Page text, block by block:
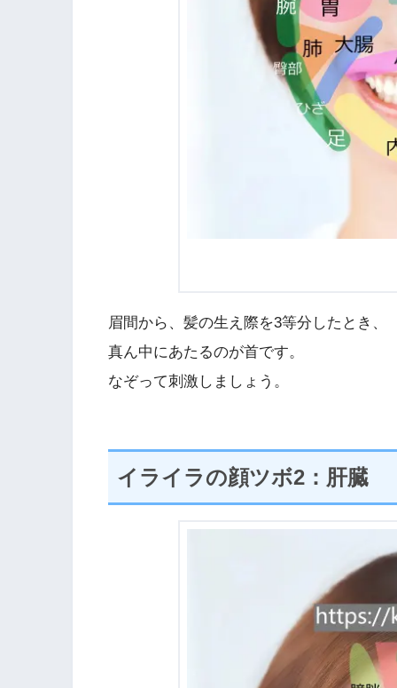
眉間から、髪の生え際を3等分したとき、
真ん中にあたるのが首です。
なぞって刺激しましょう。
イライラの顔ツボ2：肝臓